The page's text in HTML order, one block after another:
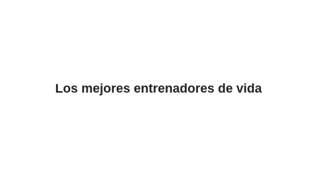
Los mejores entrenadores de vida